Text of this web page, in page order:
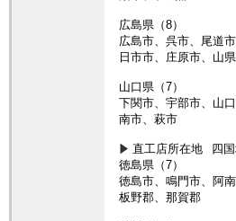
広島県（8）
広島市、呉市、尾道
日市市、庄原市、山
山口県（7）
下関市、宇部市、山
南市、萩市
直工店所在地
四
徳島県（7）
徳島市、鳴門市、阿
板野郡、那賀郡